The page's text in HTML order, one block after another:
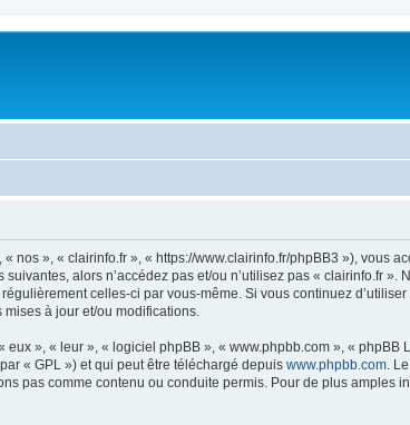
nos », « clairinfo.fr », « https://www.clairinfo.fr/phpBB3 »), vous
alors n’accédez pas et/ou n’utilisez pas « clairinfo.fr
celles-ci par vous-même. Si vous continuez
à jour et/ou modifications.
», « leur », « logiciel phpBB », « www.phpbb.com », «
« GPL ») et qui peut être téléchargé depuis www.phpbb.com .
pas comme contenu ou conduite permis. Pour de plus amples